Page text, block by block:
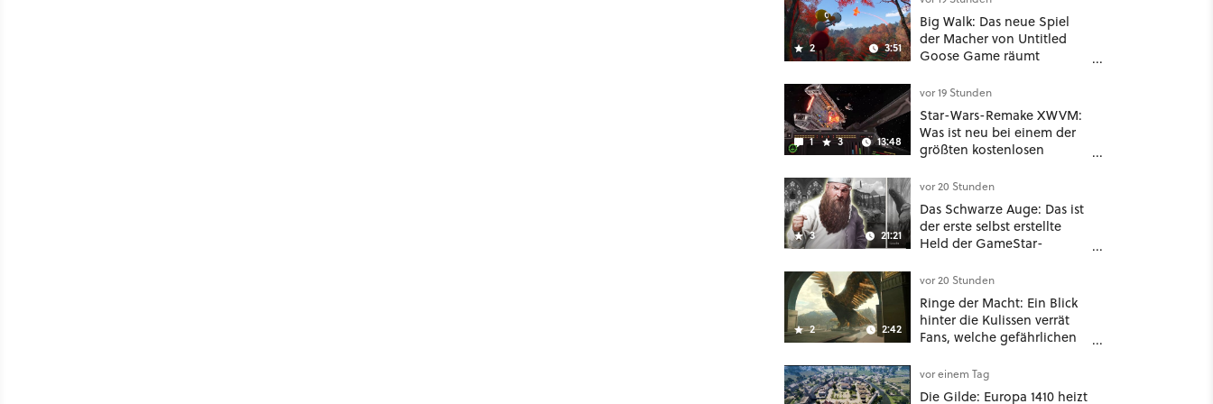
2 3:51
Big Walk: Das neue Spiel
der Macher von Untitled
Goose Game räumt
Konventionen auf
1 3 13:48
vor 19 Stunden
Star-Wars-Remake XWVM:
Was ist neu bei einem der
größten kostenlosen
3 21:21
vor 20 Stunden
Das Schwarze Auge: Das ist
der erste selbst erstellte
Held der GameStar-
2 2:42
vor 20 Stunden
Ringe der Macht: Ein Blick
hinter die Kulissen verrät
Fans, welche gefährlichen
warten
vor einem Tag
Die Gilde: Europa 1410 heizt